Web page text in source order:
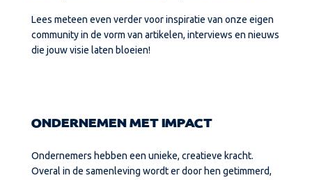
Lees meteen even verder voor inspiratie van onze eigen
community in de vorm van artikelen, interviews en nieuws
die jouw visie laten bloeien!
ONDERNEMEN MET IMPACT
Ondernemers hebben een unieke, creatieve kracht.
Overal in de samenleving wordt er door hen getimmerd,